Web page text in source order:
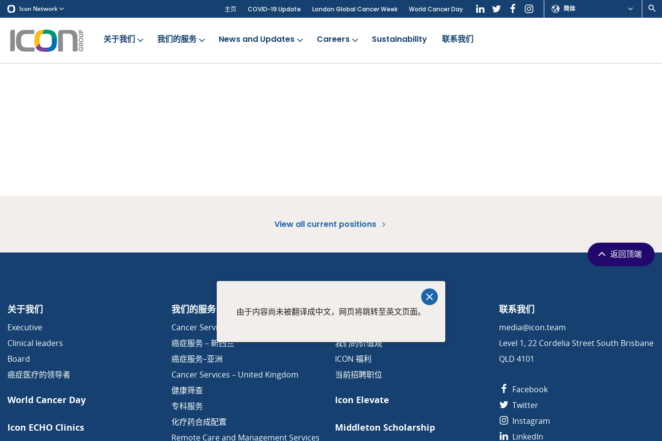
Icon Network 主页 COVID-19 Update London Global Cancer Week World Cancer Day 简体
关于我们 我们的服务 News and Updates Careers Sustainability 联系我们
View all current positions
关于我们
Executive
Clinical leaders
Board
癌症医疗的领导者
World Cancer Day
Icon ECHO Clinics
我们的服务
Cancer Services – Australia
癌症服务 – 新西兰
癌症服务–亚洲
Cancer Services – United Kingdom
健康筛查
专科服务
化疗药合成配置
Remote Care and Management Services
Careers
我们的价值观
ICON 福利
当前招聘职位
Icon Elevate
Middleton Scholarship
联系我们
media@icon.team
Level 1, 22 Cordelia Street South Brisbane
QLD 4101
Facebook
Twitter
Instagram
LinkedIn
返回顶端
由于内容尚未被翻译成中文，网页将跳转至英文页面。